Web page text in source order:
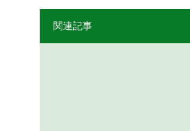
関連記事